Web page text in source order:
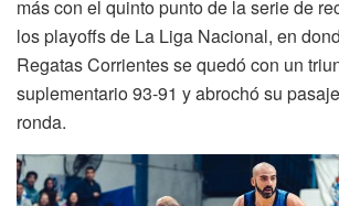
más con el quinto punto de la serie de
los playoffs de La Liga Nacional, en
Regatas Corrientes se quedó con un
suplementario 93-91 y abrochó su
ronda.